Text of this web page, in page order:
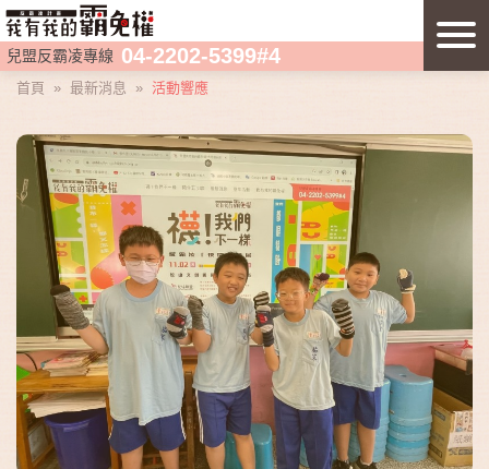
兒盟反霸凌專線 04-2202-5399#4
首頁 » 最新消息 » 活動響應